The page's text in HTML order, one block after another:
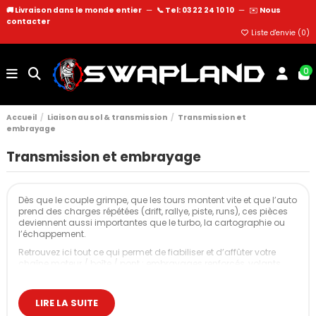
🚚 Livraison dans le monde entier — 📞 Tel: 03 22 24 10 10 — ✉️ Nous
contacter
Liste d'envie (0)
0
Accueil Liaison au sol & transmission
Transmission et
embrayage
Transmission et embrayage
Dès que le couple grimpe, que les tours montent vite et que l’auto
prend des charges répétées (drift, rallye, piste, runs), ces pièces
deviennent aussi importantes que le turbo, la cartographie ou
l’échappement.
Retrouvez ici tout ce qui permet de fiabiliser et d’affûter votre
Nos accessoires de transmission et embrayage
LIRE LA SUITE